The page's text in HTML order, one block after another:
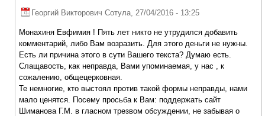
Георгий Викторович Сотула, 27/04/2016 - 13:25
Монахиня Евфимия ! Пять лет никто не утрудился добавить
комментарий, либо Вам возразить. Для этого деньги не нужны.
Есть ли причина этого в сути Вашего текста? Думаю есть.
Слащавость, как неправда, Вами упоминаемая, у нас , к
сожалению, общецерковная.
Те немногие, кто выстоял против такой формы неправды, нами
мало ценятся. Посему просьба к Вам: поддержать сайт
Шиманова Г.М. в гласном трезвом обсуждении, не забывая о